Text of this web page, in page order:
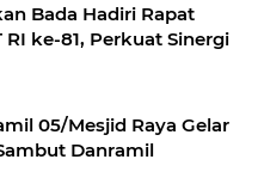
Bada Hadiri Rapat
RI ke-81, Perkuat Sinergi
05/Mesjid Raya Gelar
Danramil